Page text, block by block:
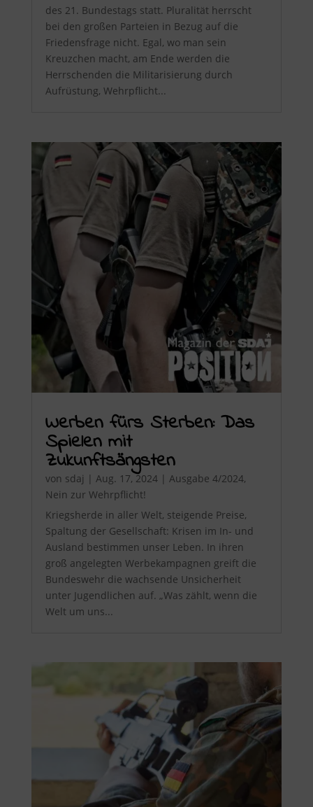
des 21. Bundestags statt. Pluralität herrscht
bei den großen Parteien in Bezug auf die
Friedensfrage nicht. Egal, wo man sein
Kreuzchen macht, am Ende werden die
Herrschenden die Militarisierung durch
Aufrüstung, Wehrpflicht...
Werben fürs Sterben: Das
Spielen mit
Zukunftsängsten
von sdaj | Aug. 17, 2024| Ausgabe 4/2024,
Nein zur Wehrpflicht!
Kriegsherde in aller Welt, steigende Preise,
Spaltung der Gesellschaft: Krisen im In- und
Ausland bestimmen unser Leben. In ihren
groß angelegten Werbekampagnen greift die
Bundeswehr die wachsende Unsicherheit
unter Jugendlichen auf. „Was zählt, wenn die
Welt um uns...